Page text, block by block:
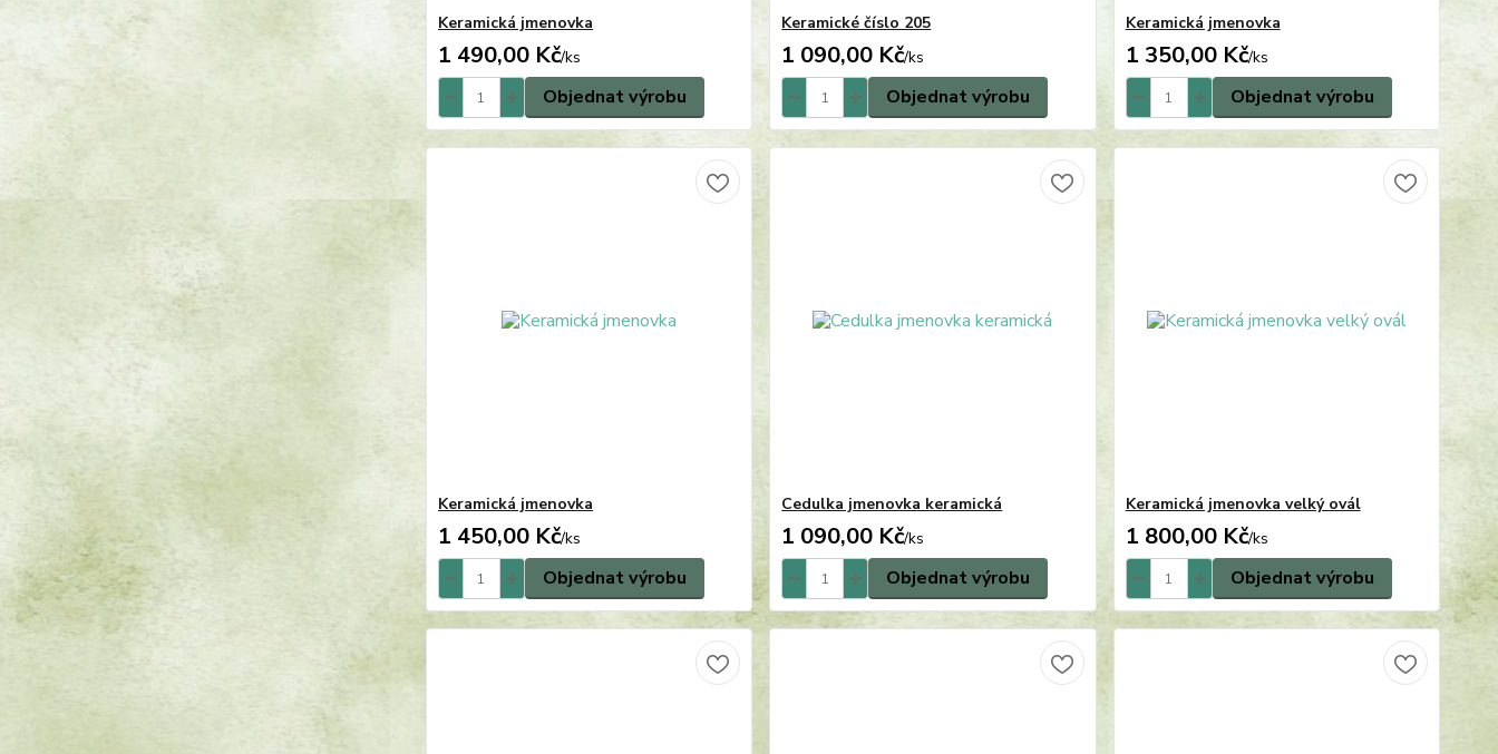
Keramická jmenovka
1 490,00 Kč/ks
Objednat výrobu
Keramické číslo 205
1 090,00 Kč/ks
Objednat výrobu
Keramická jmenovka
1 350,00 Kč/ks
Objednat výrobu
Keramická jmenovka
1 450,00 Kč/ks
Objednat výrobu
Cedulka jmenovka keramická
1 090,00 Kč/ks
Objednat výrobu
Keramická jmenovka velký ovál
1 800,00 Kč/ks
Objednat výrobu